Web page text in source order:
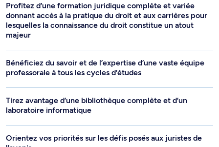
Profitez d’une formation juridique complète et variée
donnant accès à la pratique du droit et aux carrières pour
lesquelles la connaissance du droit constitue un atout
majeur
Bénéficiez du savoir et de l’expertise d’une vaste équipe
professorale à tous les cycles d’études
Tirez avantage d’une bibliothèque complète et d’un
laboratoire informatique
Orientez vos priorités sur les défis posés aux juristes de